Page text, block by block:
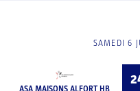
SAMEDI 6
ASA MAISONS ALFORT HB